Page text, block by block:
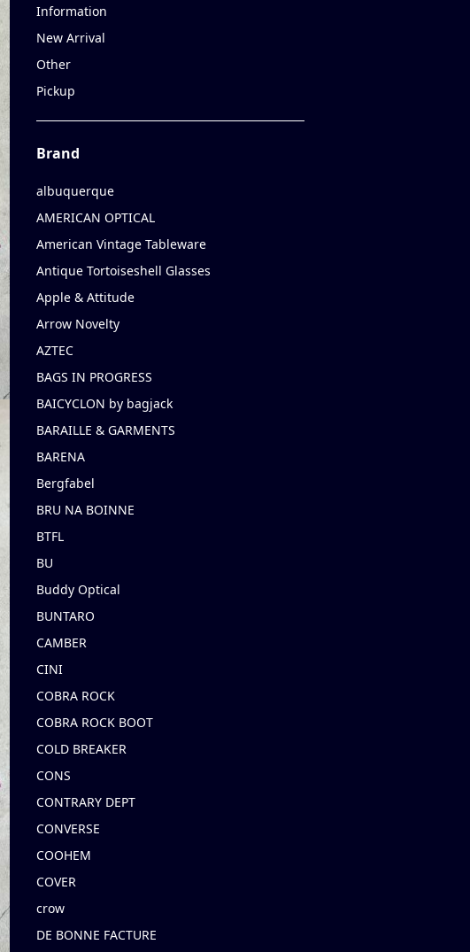
Information
New Arrival
Other
Pickup
Brand
albuquerque
AMERICAN OPTICAL
American Vintage Tableware
Antique Tortoiseshell Glasses
Apple & Attitude
Arrow Novelty
AZTEC
BAGS IN PROGRESS
BAICYCLON by bagjack
BARAILLE & GARMENTS
BARENA
Bergfabel
BRU NA BOINNE
BTFL
BU
Buddy Optical
BUNTARO
CAMBER
CINI
COBRA ROCK
COBRA ROCK BOOT
COLD BREAKER
CONS
CONTRARY DEPT
CONVERSE
COOHEM
COVER
crow
DE BONNE FACTURE